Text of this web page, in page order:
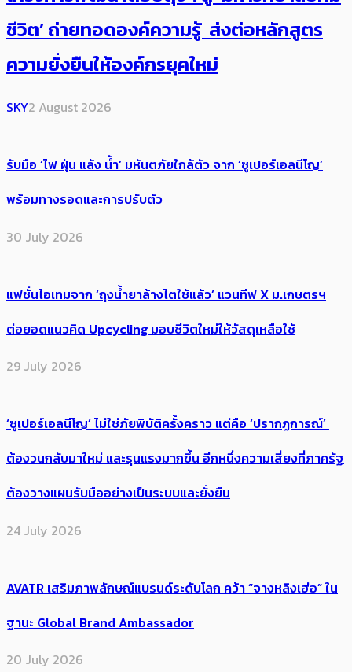
ชีวิต’ ถ่ายทอดองค์ความรู้ ส่งต่อหลักสูตร
ความยั่งยืนให้องค์กรยุคใหม่
SKY2 August 2026
รับมือ ‘ไฟ ฝุ่น แล้ง น้ำ’ มหันตภัยใกล้ตัว จาก ‘ซูเปอร์เอลนีโญ’
พร้อมทางรอดและการปรับตัว
30 July 2026
แฟชั่นไอเทมจาก ‘ถุงน้ำยาล้างไตใช้แล้ว’ แวนทีฟ X ม.เกษตรฯ
ต่อยอดแนวคิด Upcycling มอบชีวิตใหม่ให้วัสดุเหลือใช้
29 July 2026
‘ซูเปอร์เอลนีโญ’ ไม่ใช่ภัยพิบัติครั้งคราว แต่คือ ‘ปรากฏการณ์’ ​
ต้อง​วนกลับมาใหม่ และรุนแรงมากขึ้น อีกหนึ่งความเสี่ยงที่ภาครัฐ
ต้องวางแผนรับมืออย่างเป็นระบบและยั่งยืน
24 July 2026
AVATR เสริมภาพลักษณ์แบรนด์ระดับโลก คว้า “จางหลิงเฮ่อ” ใน
ฐานะ Global Brand Ambassador
20 July 2026